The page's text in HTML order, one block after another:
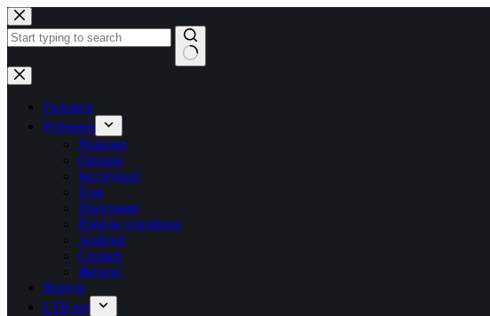
Перейти
до
вмісту
Немає
результатів
Головна
Рубрики
Новини
Обзори
Інструкції
Ігри
Програми
Робоче оточення
Android
Сервер
Железо
Форум
LTB.net